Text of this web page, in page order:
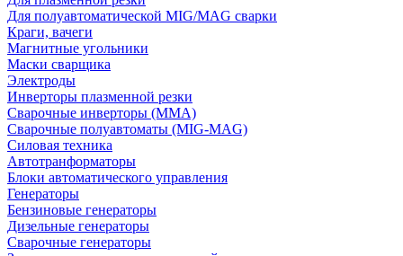
Для полуавтоматической MIG/MAG сварки
Краги, вачеги
Магнитные угольники
Маски сварщика
Электроды
Инверторы плазменной резки
Сварочные инверторы (MMA)
Сварочные полуавтоматы (MIG-MAG)
Силовая техника
Автотранформаторы
Блоки автоматического управления
Генераторы
Бензиновые генераторы
Дизельные генераторы
Сварочные генераторы